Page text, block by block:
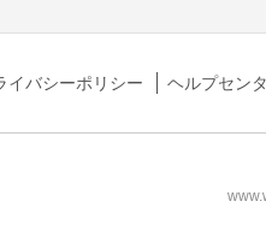
イバシーポリシー ヘルプセン